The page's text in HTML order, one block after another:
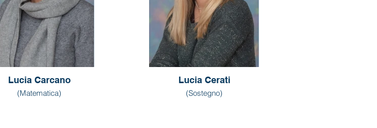
Lucia Carcano
(Matematica)
Lucia Cerati
(Sostegno)